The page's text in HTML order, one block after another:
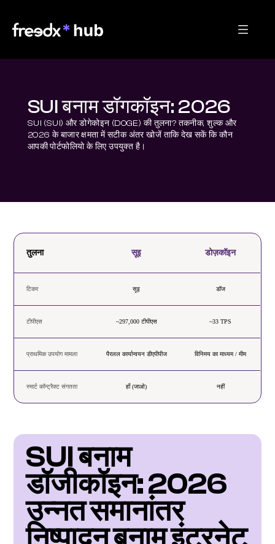
SUI बनाम डॉगकॉइन: 2026
SUI (SUI) और डोगेकोइन (DOGE) की तुलना? तकनीक, शुल्क और
2026 के बाजार क्षमता में सटीक अंतर खोजें ताकि देख सकें कि कौन
आपकी पोर्टफोलियो के लिए उपयुक्त है।
तुलना सूइ डोज़कॉइन
टिकर सूइ डॉज
टीपीएस ~297,000 टीपीएस ~33 TPS
प्राथमिक उपयोग मामला पैरलल कार्यान्वयन डीएपीपीज विनिमय का माध्यम / मीम
स्मार्ट कॉन्ट्रैक्ट संगतता हाँ (जाओ) नहीं
SUI बनाम
डॉजीकॉइन: 2026
उन्नत समानांतर